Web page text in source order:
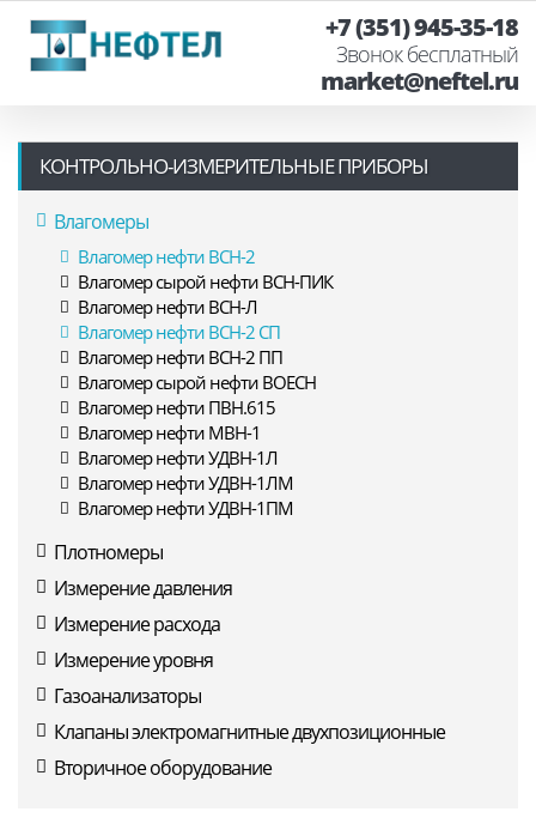
+7 (351) 945-35-18
Звонок бесплатный
market@neftel.ru
КОНТРОЛЬНО-ИЗМЕРИТЕЛЬНЫЕ ПРИБОРЫ
Влагомеры
Влагомер нефти ВСН-2
Влагомер сырой нефти ВСН-ПИК
Влагомер нефти ВСН-Л
Влагомер нефти ВСН-2 СП
Влагомер нефти ВСН-2 ПП
Влагомер сырой нефти ВОЕСН
Влагомер нефти ПВН.615
Влагомер нефти МВН-1
Влагомер нефти УДВН-1Л
Влагомер нефти УДВН-1ЛМ
Влагомер нефти УДВН-1ПМ
Плотномеры
Измерение давления
Измерение расхода
Измерение уровня
Газоанализаторы
Клапаны электромагнитные двухпозиционные
Вторичное оборудование